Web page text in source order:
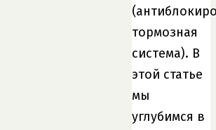
тормозная
система). В
этой статье
мы
углубимся в